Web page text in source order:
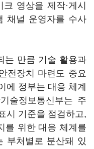
영상을 제작·게시
채널 운영자를 수사
는 만큼 기술 활용과
전장치 마련도 중요
에 정부는 대응 체계
술정보통신부는 주
시 기준을 점검하고,
를 위한 대응 체계를
부처별로 분산돼 있